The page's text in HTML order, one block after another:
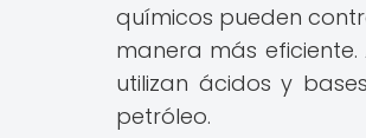
químicos pueden
manera más
utilizan ácidos y
petróleo.